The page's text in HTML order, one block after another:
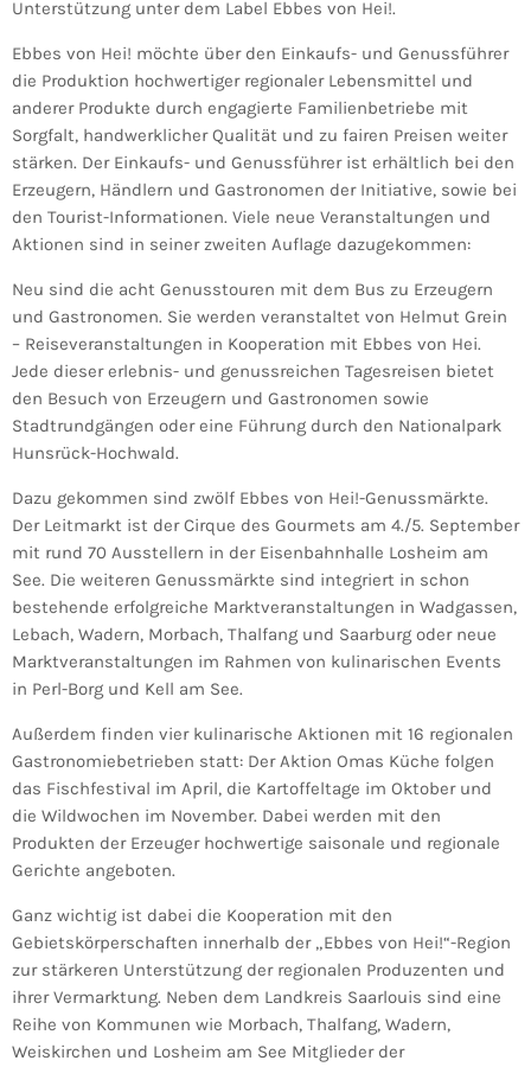
Unterstützung unter dem Label Ebbes von Hei!.
Ebbes von Hei! möchte über den Einkaufs- und Genussführer
die Produktion hochwertiger regionaler Lebensmittel und
anderer Produkte durch engagierte Familienbetriebe mit
Sorgfalt, handwerklicher Qualität und zu fairen Preisen weiter
stärken. Der Einkaufs- und Genussführer ist erhältlich bei den
Erzeugern, Händlern und Gastronomen der Initiative, sowie bei
den Tourist-Informationen. Viele neue Veranstaltungen und
Aktionen sind in seiner zweiten Auflage dazugekommen:
Neu sind die acht Genusstouren mit dem Bus zu Erzeugern
und Gastronomen. Sie werden veranstaltet von Helmut Grein
– Reiseveranstaltungen in Kooperation mit Ebbes von Hei.
Jede dieser erlebnis- und genussreichen Tagesreisen bietet
den Besuch von Erzeugern und Gastronomen sowie
Stadtrundgängen oder eine Führung durch den Nationalpark
Hunsrück-Hochwald.
Dazu gekommen sind zwölf Ebbes von Hei!-Genussmärkte.
Der Leitmarkt ist der Cirque des Gourmets am 4./5. September
mit rund 70 Ausstellern in der Eisenbahnhalle Losheim am
See. Die weiteren Genussmärkte sind integriert in schon
bestehende erfolgreiche Marktveranstaltungen in Wadgassen,
Lebach, Wadern, Morbach, Thalfang und Saarburg oder neue
Marktveranstaltungen im Rahmen von kulinarischen Events
in Perl-Borg und Kell am See.
Außerdem finden vier kulinarische Aktionen mit 16 regionalen
Gastronomiebetrieben statt: Der Aktion Omas Küche folgen
das Fischfestival im April, die Kartoffeltage im Oktober und
die Wildwochen im November. Dabei werden mit den
Produkten der Erzeuger hochwertige saisonale und regionale
Gerichte angeboten.
Ganz wichtig ist dabei die Kooperation mit den
Gebietskörperschaften innerhalb der „Ebbes von Hei!“-Region
zur stärkeren Unterstützung der regionalen Produzenten und
ihrer Vermarktung. Neben dem Landkreis Saarlouis sind eine
Reihe von Kommunen wie Morbach, Thalfang, Wadern,
Weiskirchen und Losheim am See Mitglieder der